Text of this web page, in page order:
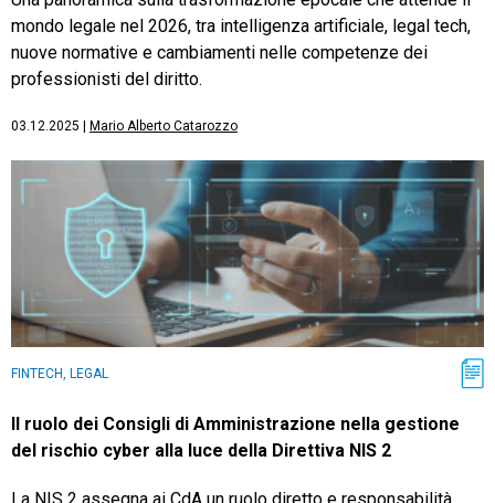
mondo legale nel 2026, tra intelligenza artificiale, legal tech,
nuove normative e cambiamenti nelle competenze dei
professionisti del diritto.
03.12.2025 Mario Alberto Catarozzo
FINTECH, LEGAL
Il ruolo dei Consigli di Amministrazione nella gestione
del rischio cyber alla luce della Direttiva NIS 2